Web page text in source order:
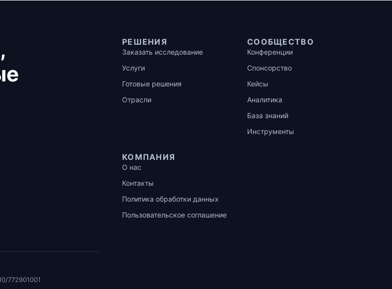
РЕШЕНИЯ
Заказать исследование
Услуги
Готовые решения
Отрасли
СООБЩЕСТВО
Конференции
Спонсорство
Кейсы
Аналитика
База знаний
Инструменты
КОМПАНИЯ
О нас
Контакты
Политика обработки данных
Пользовательское соглашение
772901001